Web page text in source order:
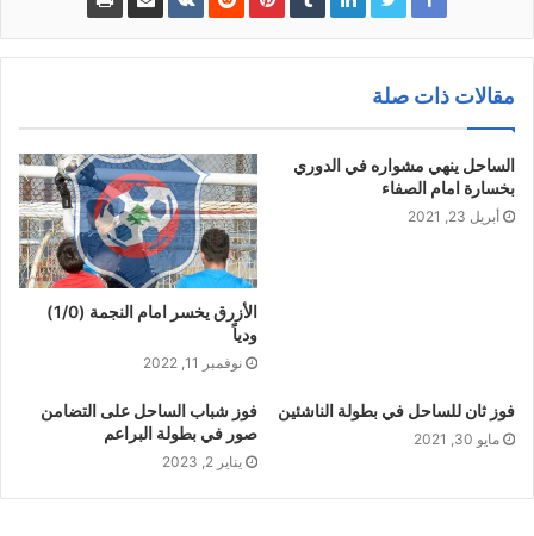
مقالات ذات صلة
الساحل ينهي مشواره في الدوري
بخسارة امام الصفاء
أبريل 23, 2021
الأزرق يخسر امام النجمة (1/0)
ودياً
نوفمبر 11, 2022
فوز ثان للساحل في بطولة الناشئين
مايو 30, 2021
فوز شباب الساحل على التضامن
صور في بطولة البراعم
يناير 2, 2023